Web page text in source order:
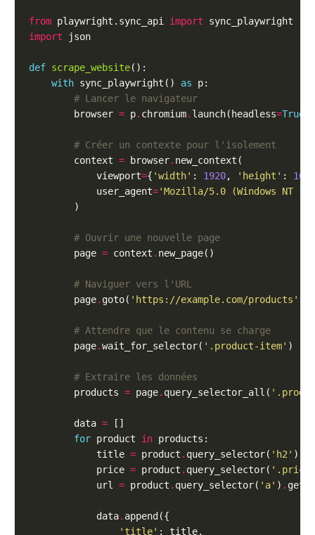
from playwright.sync_api import
import
def scrape_website
with sync_playwright() as
# Lancer le navigateur
        browser
= p. chromium. launch(headless=True
# Créer un contexte pour l'isolement
        context
= browser.
            viewport
={ 'width' : 1920, 'height' : 1080
            user_agent
='Mozilla/5.0 (Windows NT
# Ouvrir une nouvelle page
        page
= context .
# Naviguer vers l'URL
        page
. goto( 'https://example.com/products'
# Attendre que le contenu se charge
        page
.wait_for_selector( '.product-item'
# Extraire les données
        products
= page. query_selector_all(
        data
=
for product in
            title
= product . query_selector( 'h2' )
            price
= product . query_selector( '.price'
            url
= product . query_selector( 'a' ) .
            data
.
'title'